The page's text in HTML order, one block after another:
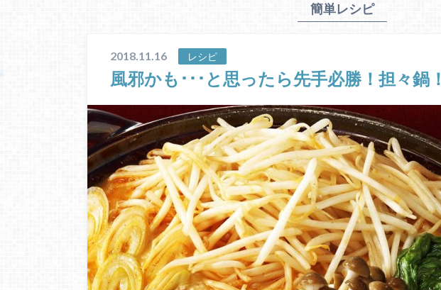
簡単レシピ
2018.11.16 レシピ
風邪かも･･･と思ったら先手必勝！担々鍋！